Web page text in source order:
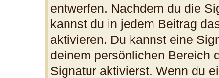
entwerfen. Nachdem du die
kannst du in jedem Beitrag
aktivieren. Du kannst eine
deinem persönlichen Bereich
Signatur aktivierst. Wenn du